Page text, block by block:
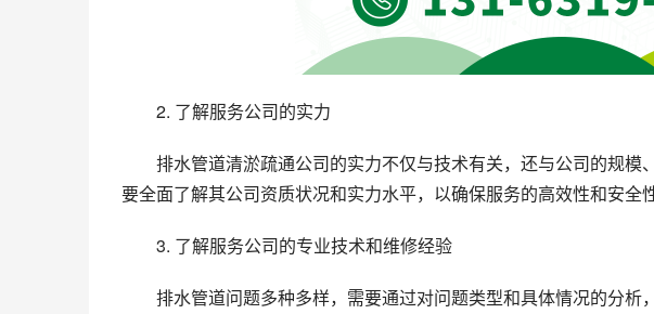
2. 了解服务公司的实力
排水管道清淤疏通公司的实力不仅与技术有关，还与公司的规
要全面了解其公司资质状况和实力水平，以确保服务的高效性和安全性
3. 了解服务公司的专业技术和维修经验
排水管道问题多种多样，需要通过对问题类型和具体情况的分析